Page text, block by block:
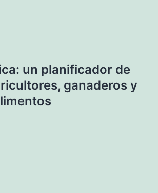
un planificador de
ganaderos y